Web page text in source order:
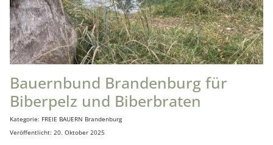
Bauernbund Brandenburg für
Biberpelz und Biberbraten
Details
Kategorie: FREIE BAUERN Brandenburg
Veröffentlicht: 20. Oktober 2025